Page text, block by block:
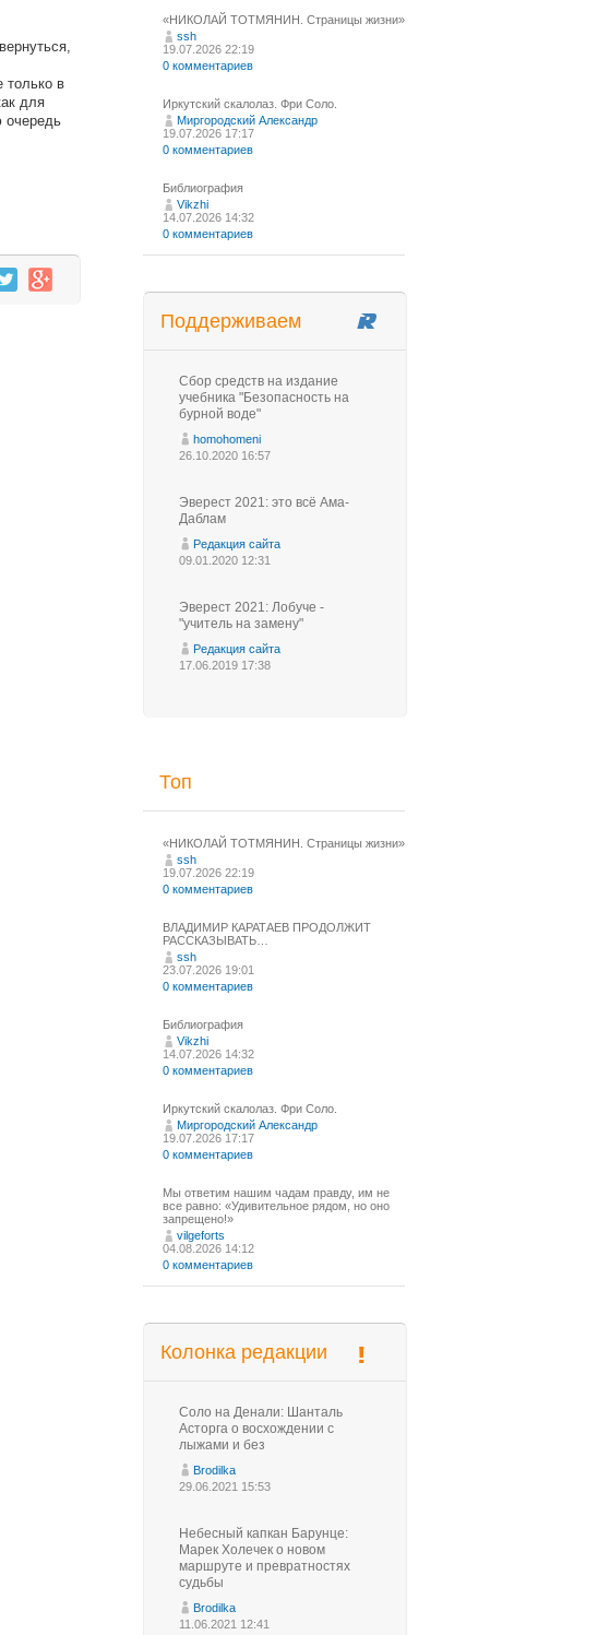
только в
для
очередь
«НИКОЛАЙ ТОТМЯНИН. Страницы жизни»
ssh
19.07.2026 22:19
0 комментариев
Иркутский скалолаз. Фри Соло.
Миргородский Александр
19.07.2026 17:17
0 комментариев
Библиография
Vikzhi
14.07.2026 14:32
0 комментариев
Поддерживаем
Сбор средств на издание
учебника "Безопасность на
бурной воде"
homohomeni
26.10.2020 16:57
Эверест 2021: это всё Ама-
Даблам
Редакция сайта
09.01.2020 12:31
Эверест 2021: Лобуче -
"учитель на замену"
Редакция сайта
17.06.2019 17:38
Топ
«НИКОЛАЙ ТОТМЯНИН. Страницы жизни»
ssh
19.07.2026 22:19
0 комментариев
ВЛАДИМИР КАРАТАЕВ ПРОДОЛЖИТ
РАССКАЗЫВАТЬ…
ssh
23.07.2026 19:01
0 комментариев
Библиография
Vikzhi
14.07.2026 14:32
0 комментариев
Иркутский скалолаз. Фри Соло.
Миргородский Александр
19.07.2026 17:17
0 комментариев
Мы ответим нашим чадам правду, им не
все равно: «Удивительное рядом, но оно
запрещено!»
vilgeforts
04.08.2026 14:12
0 комментариев
Колонка редакции
Соло на Денали: Шанталь
Асторга о восхождении с
лыжами и без
Brodilka
29.06.2021 15:53
Небесный капкан Барунце:
Марек Холечек о новом
маршруте и превратностях
судьбы
Brodilka
11.06.2021 12:41